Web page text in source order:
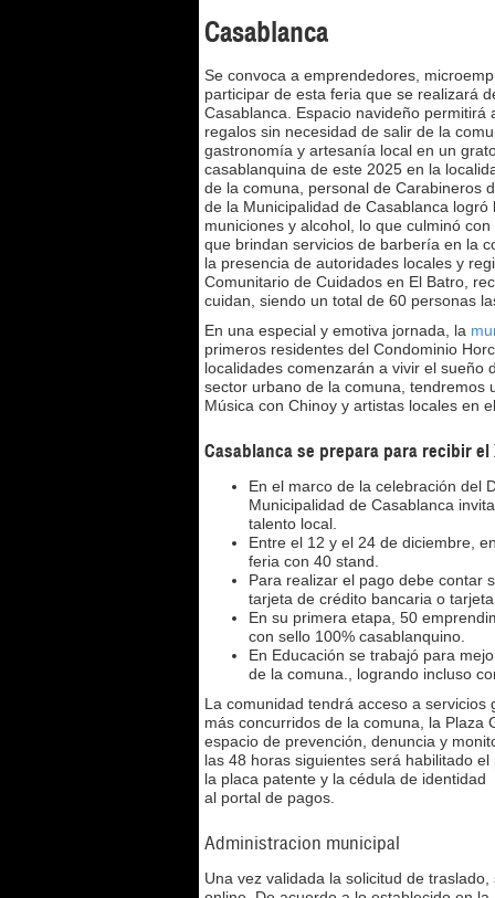
Casablanca
Se convoca a emprendedores,
participar de esta feria que se realizará
Casablanca. Espacio navideño
regalos sin necesidad de salir de la
gastronomía y artesanía local en un
casablanquina de este 2025 en la
de la comuna, personal de Carabineros
de la Municipalidad de Casablanca
municiones y alcohol, lo que culminó
que brindan servicios de barbería en la
la presencia de autoridades locales y
Comunitario de Cuidados en El Batro,
cuidan, siendo un total de 60 personas
En una especial y emotiva jornada, la
primeros residentes del Condominio
localidades comenzarán a vivir el sueño
sector urbano de la comuna, tendremos
Música con Chinoy y artistas locales en
Casablanca se prepara para recibir
En el marco de la celebración del
Municipalidad de Casablanca
talento local.
Entre el 12 y el 24 de diciembre,
feria con 40 stand.
Para realizar el pago debe contar
tarjeta de crédito bancaria o
En su primera etapa, 50
con sello 100% casablanquino.
En Educación se trabajó para
de la comuna., logrando incluso
La comunidad tendrá acceso a
más concurridos de la comuna, la Plaza
espacio de prevención, denuncia y
las 48 horas siguientes será habilitado
la placa patente y la cédula de
al portal de pagos.
Administracion municipal
Una vez validada la solicitud de